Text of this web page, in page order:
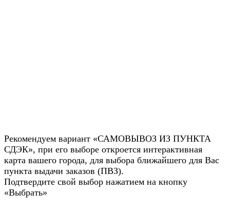
Рекомендуем вариант «САМОВЫВОЗ ИЗ ПУНКТА
СДЭК», при его выборе откроется интерактивная
карта вашего города, для выбора ближайшего для Вас
пункта выдачи заказов (ПВЗ).
Подтвердите свой выбор нажатием на кнопку
«Выбрать»